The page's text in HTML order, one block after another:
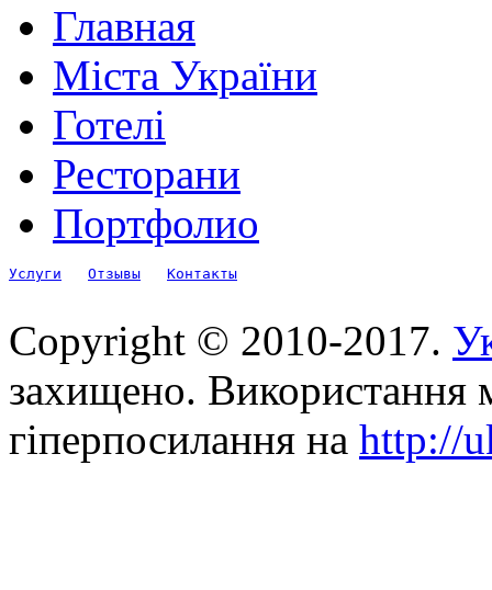
Главная
Міста України
Готелі
Ресторани
Портфолио
Услуги Отзывы Контакты
Copyright © 2010-2017.
захищено. Використання
гіперпосилання на http://